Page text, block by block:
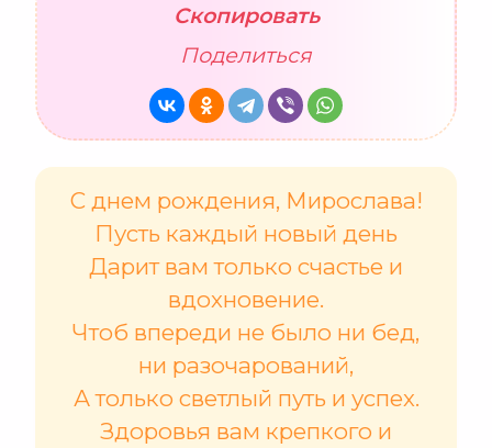
Скопировать
Поделиться
С днем рождения, Мирослава!
Пусть каждый новый день
Дарит вам только счастье и
вдохновение.
Чтоб впереди не было ни бед,
ни разочарований,
А только светлый путь и успех.
Здоровья вам крепкого и